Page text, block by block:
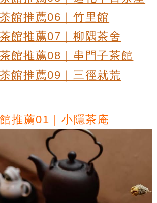
館推薦06｜竹里館
館推薦07｜柳隅茶舍
館推薦08｜串門子茶館
館推薦09｜三徑就荒
推薦01｜小隱茶庵